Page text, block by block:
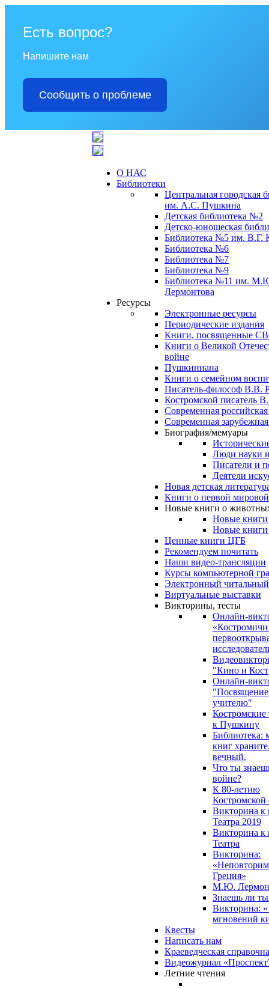
Есть вопрос?
Напишите нам
Сообщить о проблеме
О НАС
Библиотеки
Центральная городская
им. А.С. Пушкина
Детская библиотека №2
Детско-юношеская
Библиотека №5 им. В.Г.
Библиотека №6
Библиотека №7
Библиотека №9
Библиотека №11 им.
Лермонтова
Ресурсы
Электронные ресурсы
Периодические издания
Книги, посвященные
Книги о Великой
войне
Пушкиниана
Книги о семейном
Писатель-философ В.В.
Костромской писатель
Современная российская
Современная
Биография/мемуары
Люди науки
Писатели и
Деятели
Новая детская
Книги о первой
Новые книги о
Новые книги
Новые книги
Ценные книги ЦГБ
Рекомендуем почитать
Наши видео-трансляции
Курсы компьютерной
Электронный читальный
Виртуальные выставки
Викторины, тесты
Онлайн-
"Кино и
Онлайн-
"Посвящение
учителю"
к Пушкину
Библиотека:
книг
вечный.
Что ты
войне?
К 80-летию
Костромской
Викторина к
Театра 2019
Викторина к
Театра
Викторина:
Греция»
М.Ю.
Знаешь ли
Викторина:
мгновений
Квесты
Написать нам
Краеведческая
Видеожурнал
Летние чтения